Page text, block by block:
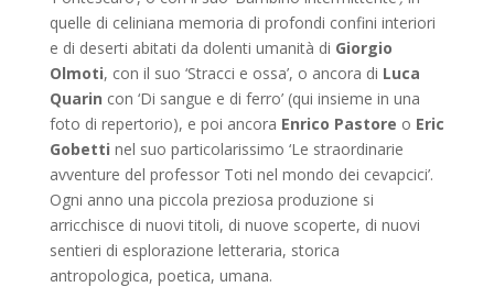
quelle di celiniana memoria di profondi confini interiori
e di deserti abitati da dolenti umanità di Giorgio
Olmoti, con il suo ‘Stracci e ossa’, o ancora di Luca
Quarin con ‘Di sangue e di ferro’ (qui insieme in una
foto di repertorio), e poi ancora Enrico Pastore o Eric
Gobetti nel suo particolarissimo ‘Le straordinarie
avventure del professor Toti nel mondo dei cevapcici’.
Ogni anno una piccola preziosa produzione si
arricchisce di nuovi titoli, di nuove scoperte, di nuovi
sentieri di esplorazione letteraria, storica
antropologica, poetica, umana.